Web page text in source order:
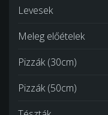
Levesek
Meleg előételek
Pizzák (30cm)
Pizzák (50cm)